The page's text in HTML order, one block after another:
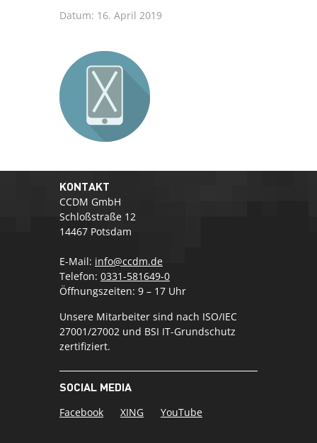
Datum: 16. April 2019
KONTAKT
CCDM GmbH
Schloßstraße 12
14467 Potsdam
E-Mail: info@ccdm.de
Telefon: 0331-581649-0
Öffnungszeiten: 9 – 17 Uhr
Unsere Mitarbeiter sind nach ISO/IEC
27001/27002 und BSI IT-Grundschutz
zertifiziert.
SOCIAL MEDIA
Facebook
XING YouTube